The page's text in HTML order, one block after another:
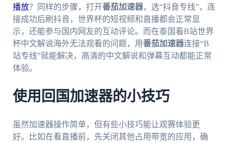
播放？同样的步骤，打开番茄加速器，选“抖音专线”，连
接成功后刷抖音，世界杯的短视频和直播都会正常显
示，还能参与国内网友的互动评论。而在泰国看B站世界
杯中文解说海外无法观看的问题，用番茄加速器连接“B
站专线”就能解决，高清的中文解说和弹幕互动都能正常
体验。
使用回国加速器的小技巧
虽然加速器操作简单，但有些小技巧能让观赛体验更
好。比如在看直播前，先关闭其他占用带宽的应用，确